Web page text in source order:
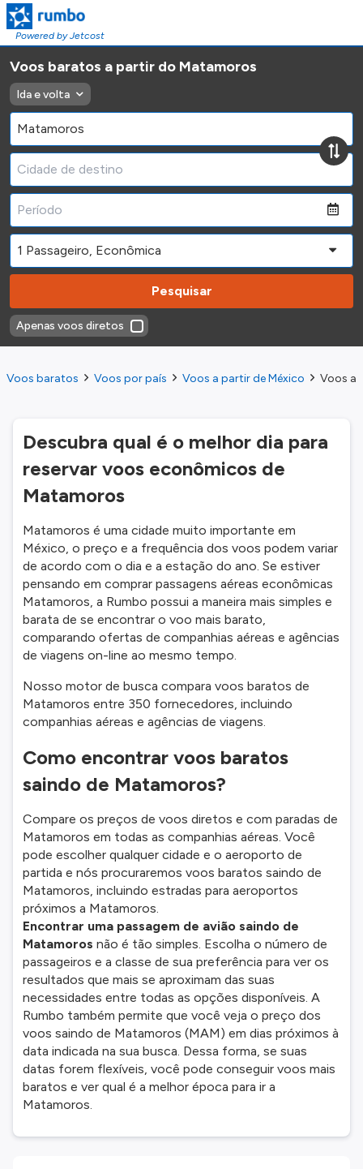
Powered by Jetcost
Voos baratos a partir do Matamoros
Ida e volta
Pesquisar
Apenas voos diretos
Voos baratos Voos por país Voos a partir de México Voos a
Descubra qual é o melhor dia para
reservar voos econômicos de
Matamoros
Matamoros é uma cidade muito importante em
México, o preço e a frequência dos voos podem variar
de acordo com o dia e a estação do ano. Se estiver
pensando em comprar passagens aéreas econômicas
Matamoros, a Rumbo possui a maneira mais simples e
barata de se encontrar o voo mais barato,
comparando ofertas de companhias aéreas e agências
de viagens on-line ao mesmo tempo.
Nosso motor de busca compara voos baratos de
Matamoros entre 350 fornecedores, incluindo
companhias aéreas e agências de viagens.
Como encontrar voos baratos
saindo de Matamoros?
Compare os preços de voos diretos e com paradas de
Matamoros em todas as companhias aéreas. Você
pode escolher qualquer cidade e o aeroporto de
partida e nós procuraremos voos baratos saindo de
Matamoros, incluindo estradas para aeroportos
próximos a Matamoros.
Encontrar uma passagem de avião saindo de
Matamoros não é tão simples. Escolha o número de
passageiros e a classe de sua preferência para ver os
resultados que mais se aproximam das suas
necessidades entre todas as opções disponíveis. A
Rumbo também permite que você veja o preço dos
voos saindo de Matamoros (MAM) em dias próximos à
data indicada na sua busca. Dessa forma, se suas
datas forem flexíveis, você pode conseguir voos mais
baratos e ver qual é a melhor época para ir a
Matamoros.